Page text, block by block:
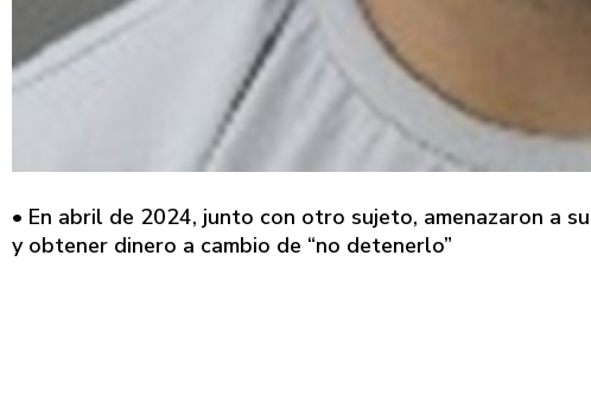
• En abril de 2024, junto con otro sujeto, amenazaron a
y obtener dinero a cambio de “no detenerlo”